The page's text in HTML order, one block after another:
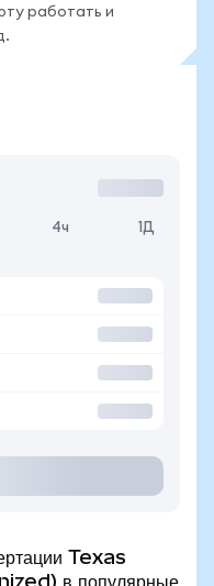
работать и
4ч 1Д
Texas
в популярные